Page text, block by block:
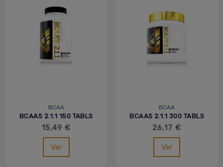
BCAA
BCAAS 2.1.1 150 TABLS
- MVP
15,49 €
Ver
BCAA
BCAAS 2.1.1 300 TABLS
- MVP
26,17 €
Ver